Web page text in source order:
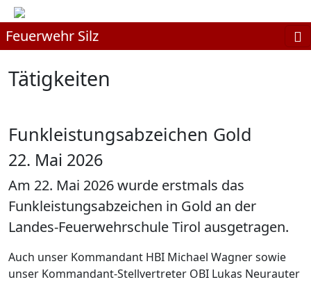
Feuerwehr Silz
Tätigkeiten
Funkleistungsabzeichen Gold
22. Mai 2026
Am 22. Mai 2026 wurde erstmals das
Funkleistungsabzeichen in Gold an der
Landes-Feuerwehrschule Tirol ausgetragen.
Auch unser Kommandant HBI Michael Wagner sowie
unser Kommandant-Stellvertreter OBI Lukas Neurauter